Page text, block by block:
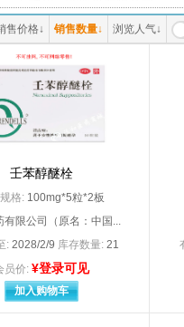
（原河南省宛西制药股份有限公
Abbott Healthcare SAS
Armstrong Medical Ltd
Bayer AG
BerLin-Chemie AG
Ethicon LLC
Fresenius Kabi Austria Gmbh
Gedeon Richter Plc
Glaxo Wellcome S.A.
售价格↓ 销售数量↓ 浏览人气↓
壬苯醇醚栓
格: 100mg*5粒*2板
有限公司（原名：中国...
: 2028/2/9 库存数量: 21
员价: ¥登录可见
加入购物车